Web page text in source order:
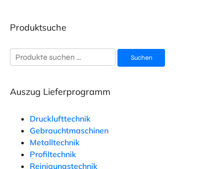
Produktsuche
Suchen
nach:
Suchen
Auszug Lieferprogramm
Drucklufttechnik
Gebrauchtmaschinen
Metalltechnik
Profiltechnik
Reinigungstechnik